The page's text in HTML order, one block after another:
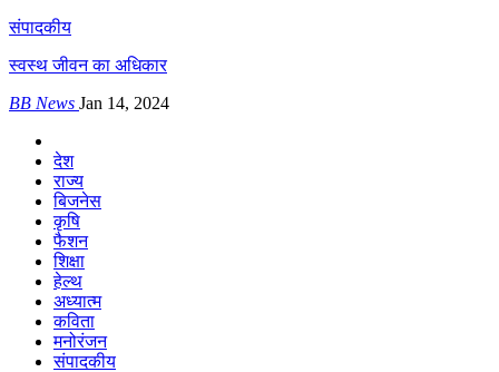
संपादकीय
स्वस्थ जीवन का अधिकार
BB News Jan 14, 2024
देश
राज्य
बिजनेस
कृषि
फैशन
शिक्षा
हेल्थ
अध्यात्म
कविता
मनोरंजन
संपादकीय